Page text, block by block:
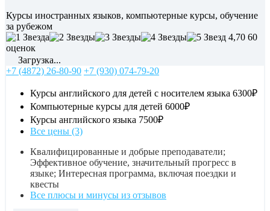
Курсы иностранных языков, компьютерные курсы, обучение
за рубежом
4,70 60
оценок
Загрузка...
+7 (4872) 26-80-90 +7 (930) 074-79-20
Курсы английского для детей с носителем языка 6300₽
Компьютерные курсы для детей 6000₽
Курсы английского языка 7500₽
Все цены (3)
Квалифицированные и добрые преподаватели;
Эффективное обучение, значительный прогресс в
языке; Интересная программа, включая поездки и
квесты
Все плюсы и минусы из отзывов